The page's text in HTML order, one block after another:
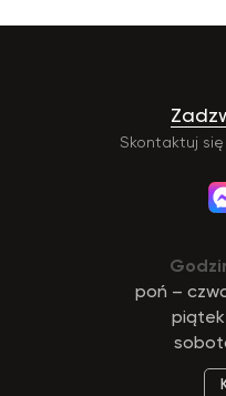
Skontaktuj
poń –
piątek